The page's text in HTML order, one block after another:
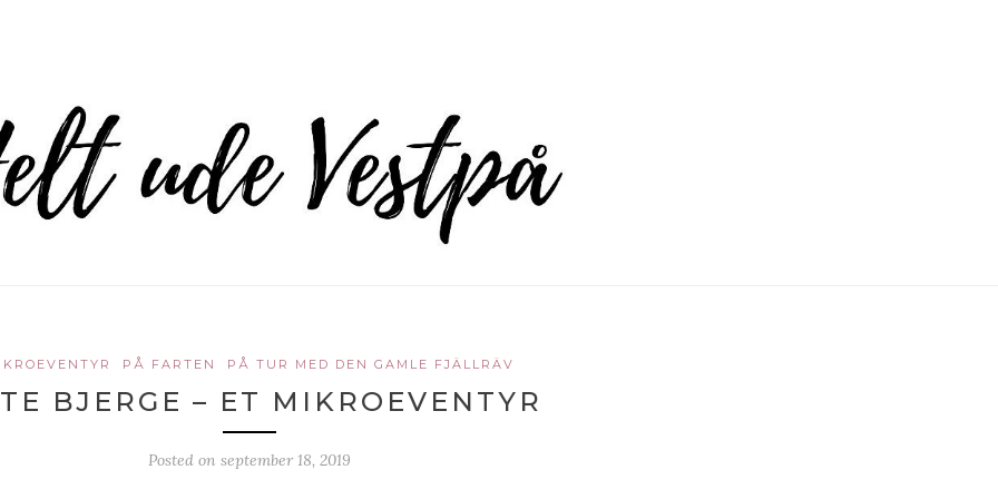
PÅ FARTEN PÅ TUR MED DEN GAMLE FJÄLLRÄV
BJERGE – ET MIKROEVENTYR
Posted on september 18, 2019